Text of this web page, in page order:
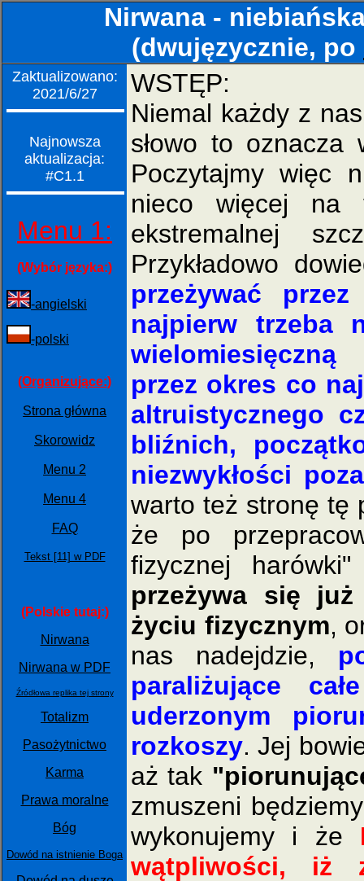
Nirwana -
(dwujęzycznie, po
Zaktualizowano:
2021/6/27
Najnowsza
aktualizacja:
#C1.1
Menu 1:
(Wybór języka:)
-angielski
-polski
(Organizujące:)
Strona główna
Skorowidz
Menu 2
Menu 4
FAQ
Tekst [11] w PDF
(Polskie tutaj:)
Nirwana
Nirwana w PDF
Źródłowa replika tej strony
Totalizm
Pasożytnictwo
Karma
Prawa moralne
Bóg
Dowód na istnienie Boga
WSTĘP:
Niemal każdy z
słowo to
Poczytajmy więc
nieco więcej na
ekstremalnej
Przykładowo
przeżywać
najpierw trzeba
przez okres co
altruistycznego
bliźnich,
niezwykłości
warto też stronę tę
że po
fizycznej
przeżywa się
życiu fizycznym,
nas nadejdzie,
paraliżujące
uderzonym
rozkoszy. Jej
aż tak
zmuszeni
wykonujemy i że
wątpliwości, iż